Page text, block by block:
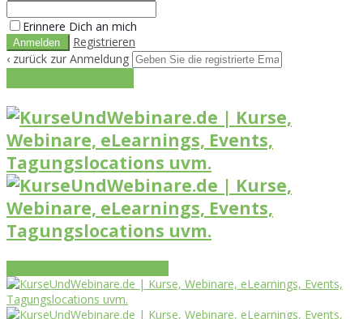
Erinnere Dich an mich
Registrieren
‹ zurück zur Anmeldung